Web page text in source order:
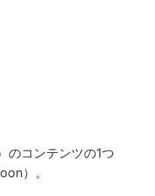
のコンテンツの1つ
）。